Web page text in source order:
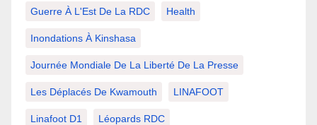
Guerre À L'Est De La RDC Health
Inondations À Kinshasa
Journée Mondiale De La Liberté De La Presse
Les Déplacés De Kwamouth LINAFOOT
Linafoot D1 Léopards RDC